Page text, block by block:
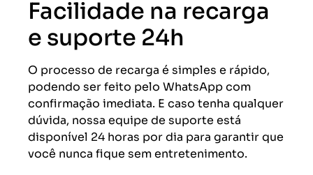
Facilidade na recarga
e suporte 24h
O processo de recarga é simples e rápido,
podendo ser feito pelo WhatsApp com
confirmação imediata. E caso tenha qualquer
dúvida, nossa equipe de suporte está
disponível 24 horas por dia para garantir que
você nunca fique sem entretenimento.